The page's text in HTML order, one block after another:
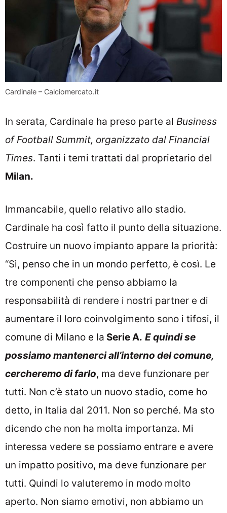
Cardinale – Calciomercato.it
In serata, Cardinale ha preso parte al Business
of Football Summit, organizzato dal Financial
Times. Tanti i temi trattati dal proprietario del
Milan.
Immancabile, quello relativo allo stadio.
Cardinale ha così fatto il punto della situazione.
Costruire un nuovo impianto appare la priorità:
“Sì, penso che in un mondo perfetto, è così. Le
tre componenti che penso abbiamo la
responsabilità di rendere i nostri partner e di
aumentare il loro coinvolgimento sono i tifosi, il
comune di Milano e la Serie A. E quindi se
possiamo mantenerci all’interno del comune,
cercheremo di farlo, ma deve funzionare per
tutti. Non c’è stato un nuovo stadio, come ho
detto, in Italia dal 2011. Non so perché. Ma sto
dicendo che non ha molta importanza. Mi
interessa vedere se possiamo entrare e avere
un impatto positivo, ma deve funzionare per
tutti. Quindi lo valuteremo in modo molto
aperto. Non siamo emotivi, non abbiamo un